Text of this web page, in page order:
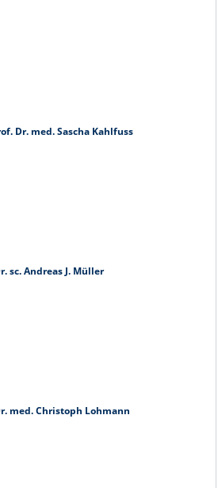
Dr. med. Sascha Kahlfuss
sc. Andreas J. Müller
med. Christoph Lohmann